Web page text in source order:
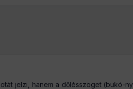
jelzi, hanem a dőlésszöget (bukó-